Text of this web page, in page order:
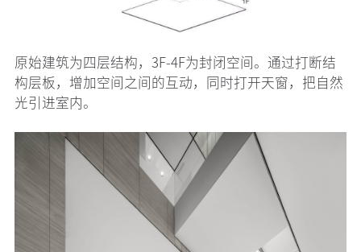
原始建筑为四层结构，3F-4F为封闭空间。通过打断结
构层板，增加空间之间的互动，同时打开天窗，把自然
光引进室内。